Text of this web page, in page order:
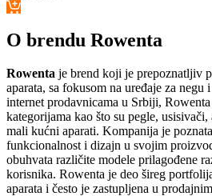
O brendu Rowenta
Rowenta je brend koji je prepoznatljiv
aparata, sa fokusom na uređaje za
internet prodavnicama u Srbiji,
kategorijama kao što su pegle,
mali kućni aparati. Kompanija je
funkcionalnost i dizajn u svojim
obuhvata različite modele prilagođene
korisnika. Rowenta je deo šireg
aparata i često je zastupljena u